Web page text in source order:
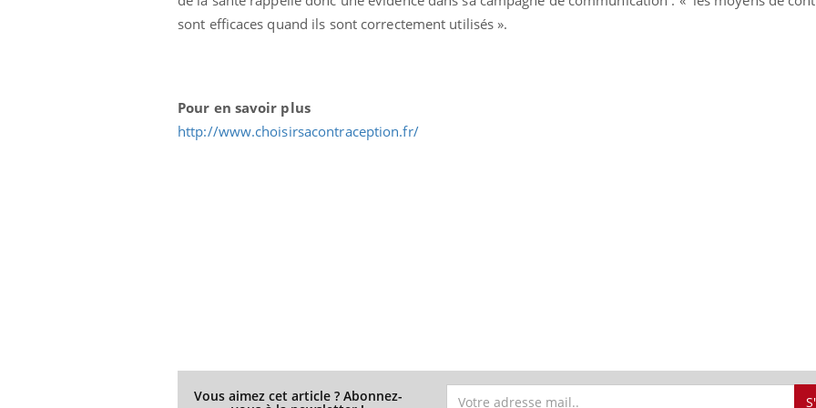
sont efficaces quand ils sont correctement utilisés ».
Pour en savoir plus
http://www.choisirsacontraception.fr/
Vous aimez cet article ? Abonnez-